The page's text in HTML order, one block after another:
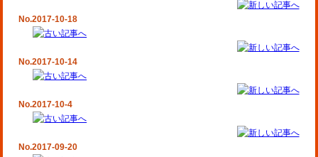
No.2017-10-18
No.2017-10-14
No.2017-10-4
No.2017-09-20